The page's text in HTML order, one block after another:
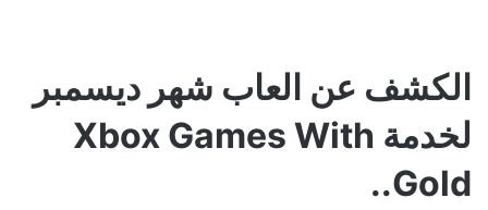
الكشف عن العاب شهر ديسمبر
لخدمة Xbox Games With
Gold..